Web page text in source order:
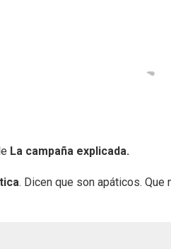
La campaña explicada.
. Dicen que son apáticos. Que